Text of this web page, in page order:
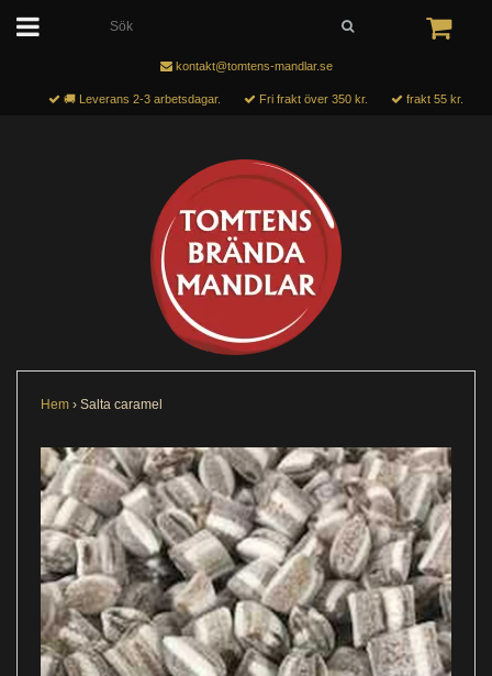
kontakt@tomtens-mandlar.se
🚚 Leverans 2-3 arbetsdagar. Fri frakt över 350 kr. frakt 55 kr.
Hem › Salta caramel